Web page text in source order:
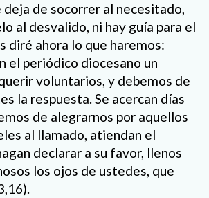
deja de socorrer al necesitado,
al desvalido, ni hay guía para el
diré ahora lo que haremos:
el periódico diocesano un
voluntarios, y debemos de
la respuesta. Se acercan días
de alegrarnos por aquellos
al llamado, atiendan el
declarar a su favor, llenos
los ojos de ustedes, que